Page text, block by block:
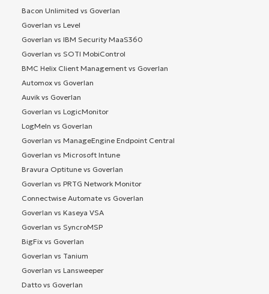
Bacon Unlimited vs Goverlan
Goverlan vs Level
Goverlan vs IBM Security MaaS360
Goverlan vs SOTI MobiControl
BMC Helix Client Management vs Goverlan
Automox vs Goverlan
Auvik vs Goverlan
Goverlan vs LogicMonitor
LogMeIn vs Goverlan
Goverlan vs ManageEngine Endpoint Central
Goverlan vs Microsoft Intune
Bravura Optitune vs Goverlan
Goverlan vs PRTG Network Monitor
Connectwise Automate vs Goverlan
Goverlan vs Kaseya VSA
Goverlan vs SyncroMSP
BigFix vs Goverlan
Goverlan vs Tanium
Goverlan vs Lansweeper
Datto vs Goverlan